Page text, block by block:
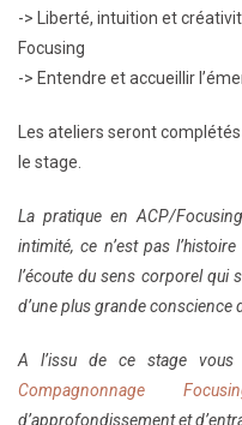
-> Liberté, intuition et
Focusing
-> Entendre et accueillir
Les ateliers seront
le stage.
La pratique en ACP/
intimité, ce n’est pas
l’écoute du sens corporel qui
d’une plus grande conscience
A l’issu de ce stage
Compagnonnage
d’approfondissement et